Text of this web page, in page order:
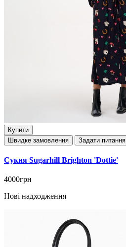
Купити
Швидке замовлення
Задати питання
Сукня Sugarhill Brighton 'Dottie'
4000грн
Нові надходження